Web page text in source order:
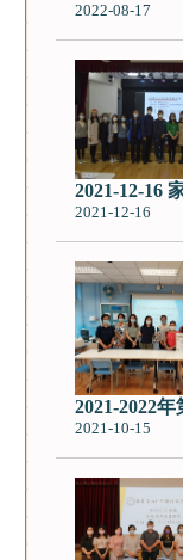
2022-08-17
2021-12-16
2021-12-16
2021-2022
2021-10-15